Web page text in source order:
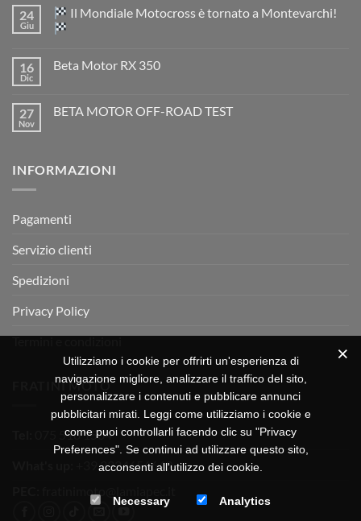
su
TM
EN
2026:
è
arrivata
24
Giu
Il Mondiale Motocross è tornato a Montevarchi!
su
Motocross
è
16
Dic
Beta Motor RX 350
Beta
27
Nov
BETA MOTOR OFF-ROAD TEST
MOTOR
INFORMAZIONI
Pagamenti
Servizio clienti
Spedizioni
Privacy Policy
Termini e condizioni
FRATINI MOTO
075 518 1504
+39 3334656649
Utilizziamo i cookie per offrirti un'esperienza di
navigazione migliore, analizzare il traffico del sito,
personalizzare i contenuti e pubblicare annunci
pubblicitari mirati. Leggi come utilizziamo i cookie e
come puoi controllarli facendo clic su "Privacy
Preferences". Se continui ad utilizzare questo sito,
acconsenti all'utilizzo dei cookie.
Necessary Analytics